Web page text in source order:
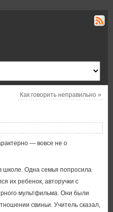
Как говорить неправильно»
— вовсе не о
школе. Одна семья попросила
их ребенок, авторучки с
мультфильма. Они были
свиньи. Учитель сказал,